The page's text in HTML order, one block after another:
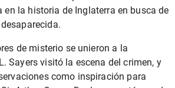
en la historia de Inglaterra en busca de
de misterio se unieron a la
Sayers visitó la escena del crimen, y
como inspiración para